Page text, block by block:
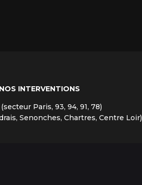
INTERVENTIONS
Paris, 93, 94, 91, 78)
Senonches, Chartres, Centre Loir)